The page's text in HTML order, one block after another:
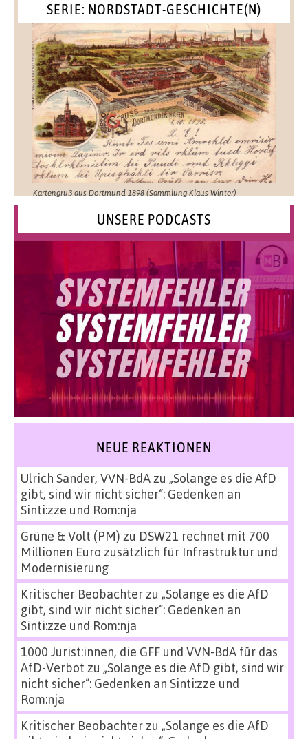
SERIE: NORDSTADT-GESCHICHTE(N)
Kartengruß aus Dortmund 1898 (Sammlung Klaus Winter)
UNSERE PODCASTS
NEUE REAKTIONEN
Ulrich Sander, VVN-BdAzu „Solange es die AfD
gibt, sind wir nicht sicher“: Gedenken an
Sinti:zze und Rom:nja
Grüne & Volt (PM) zu DSW21 rechnet mit 700
Millionen Euro zusätzlich für Infrastruktur und
Modernisierung
Kritischer Beobachterzu „Solange es die AfD
gibt, sind wir nicht sicher“: Gedenken an
Sinti:zze und Rom:nja
1000 Jurist:innen, die GFF und VVN-BdA für das
AfD-Verbot zu „Solange es die AfD gibt, sind wir
nicht sicher“: Gedenken an Sinti:zze und
Rom:nja
Kritischer Beobachterzu „Solange es die AfD